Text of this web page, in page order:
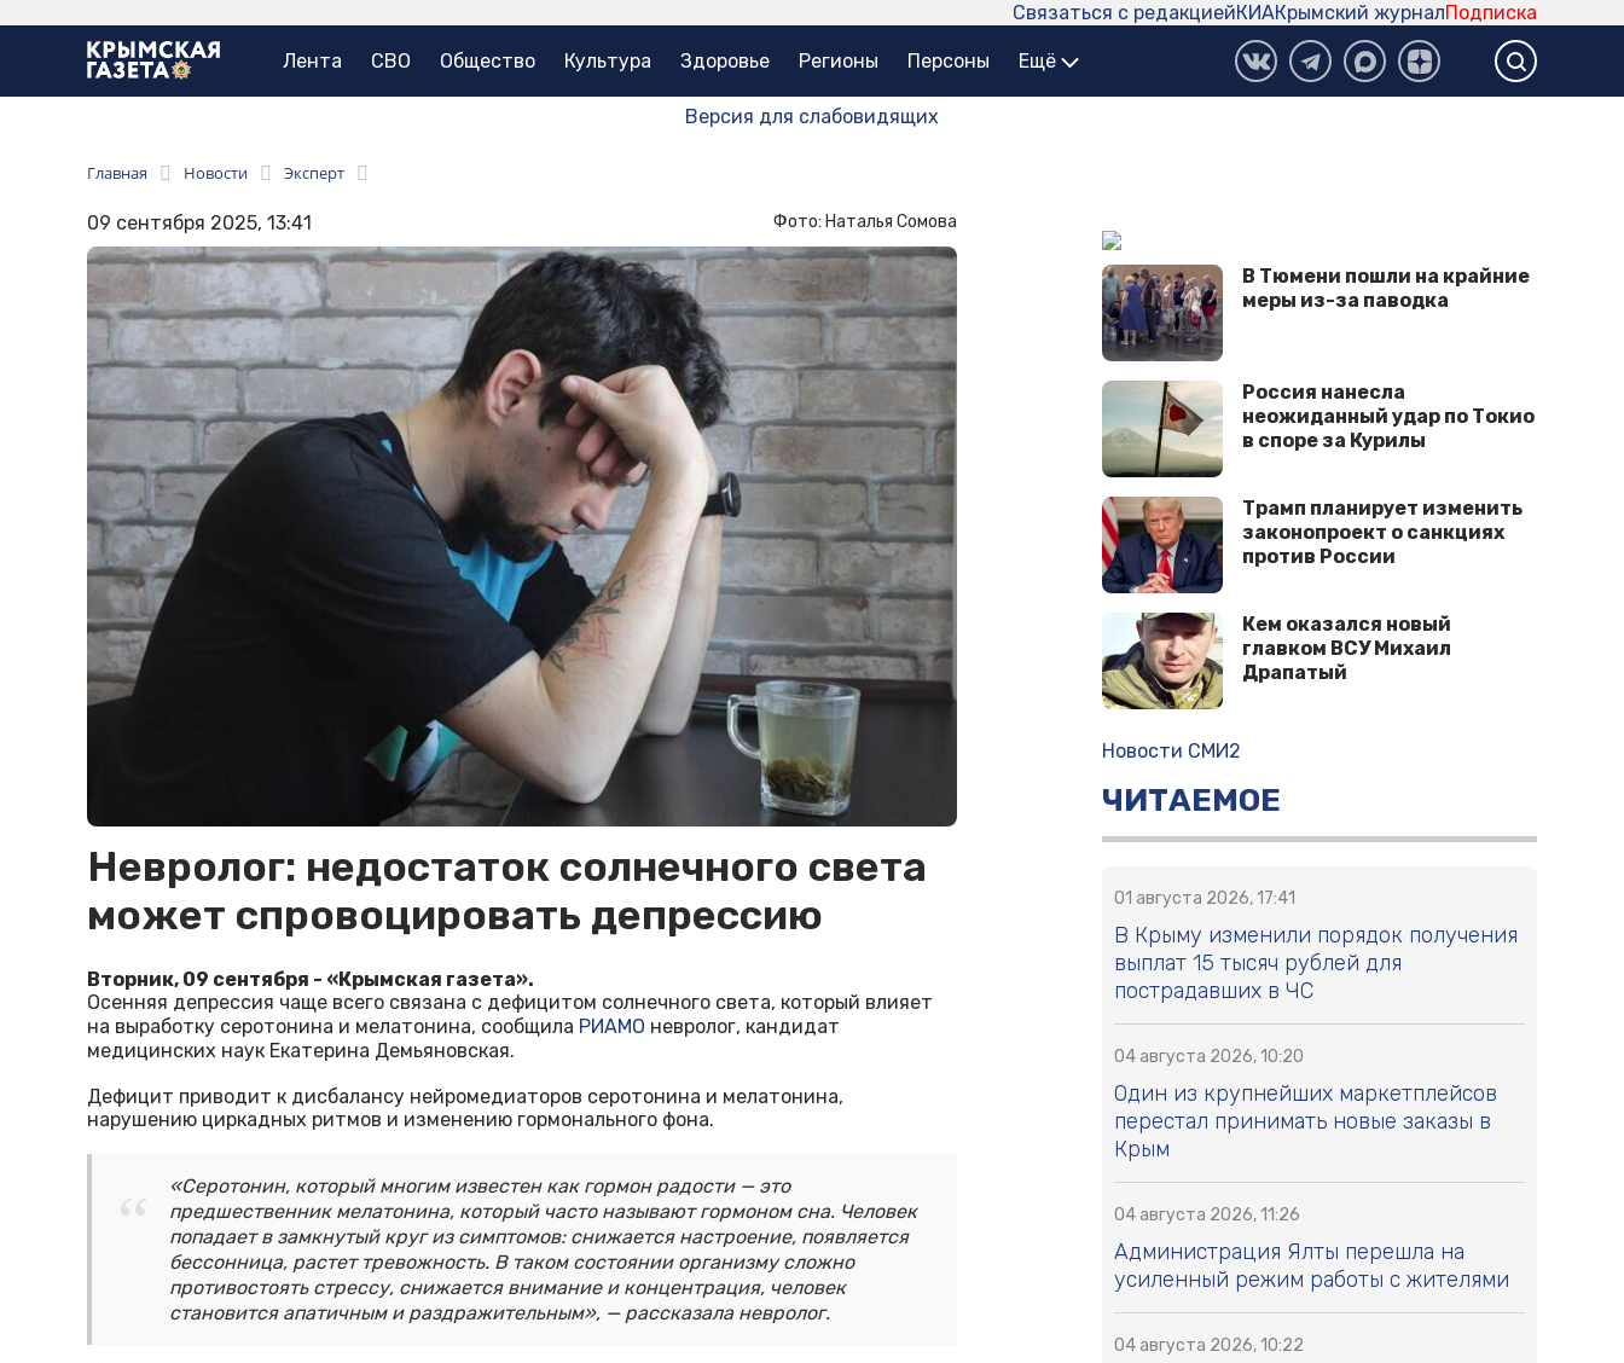
Подписка
Крымский журнал
КИА
Связаться с редакцией
Лента СВО Общество Культура Здоровье Регионы Персоны Ещё
Версия для слабовидящих
Главная Новости Эксперт
09 сентября 2025, 13:41 Фото: Наталья Сомова
Невролог: недостаток солнечного света
может спровоцировать депрессию
Вторник, 09 сентября - «Крымская газета».
Осенняя депрессия чаще всего связана с дефицитом солнечного света, который влияет
на выработку серотонина и мелатонина, сообщила РИАМО невролог, кандидат
медицинских наук Екатерина Демьяновская.
Дефицит приводит к дисбалансу нейромедиаторов серотонина и мелатонина,
нарушению циркадных ритмов и изменению гормонального фона.
«Серотонин, который многим известен как гормон радости — это
предшественник мелатонина, который часто называют гормоном сна. Человек
попадает в замкнутый круг из симптомов: снижается настроение, появляется
бессонница, растет тревожность. В таком состоянии организму сложно
противостоять стрессу, снижается внимание и концентрация, человек
становится апатичным и раздражительным», — рассказала невролог.
В Тюмени пошли на крайние
меры из-за паводка
Россия нанесла
неожиданный удар по Токио
в споре за Курилы
Трамп планирует изменить
законопроект о санкциях
против России
Кем оказался новый
главком ВСУ Михаил
Драпатый
Новости СМИ2
ЧИТАЕМОЕ
01 августа 2026, 17:41
В Крыму изменили порядок получения
выплат 15 тысяч рублей для
пострадавших в ЧС
04 августа 2026, 10:20
Один из крупнейших маркетплейсов
перестал принимать новые заказы в
Крым
04 августа 2026, 11:26
Администрация Ялты перешла на
усиленный режим работы с жителями
04 августа 2026, 10:22